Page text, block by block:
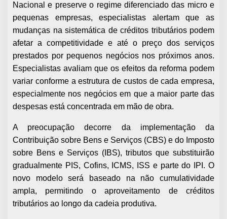
Nacional e preserve o regime diferenciado das micro e
pequenas empresas, especialistas alertam que as
mudanças na sistemática de créditos tributários podem
afetar a competitividade e até o preço dos serviços
prestados por pequenos negócios nos próximos anos.
Especialistas avaliam que os efeitos da reforma podem
variar conforme a estrutura de custos de cada empresa,
especialmente nos negócios em que a maior parte das
despesas está concentrada em mão de obra.
A preocupação decorre da implementação da
Contribuição sobre Bens e Serviços (CBS) e do Imposto
sobre Bens e Serviços (IBS), tributos que substituirão
gradualmente PIS, Cofins, ICMS, ISS e parte do IPI. O
novo modelo será baseado na não cumulatividade
ampla, permitindo o aproveitamento de créditos
tributários ao longo da cadeia produtiva.